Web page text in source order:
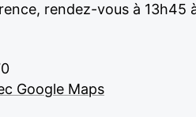
rendez-vous à 13h45
Google Maps